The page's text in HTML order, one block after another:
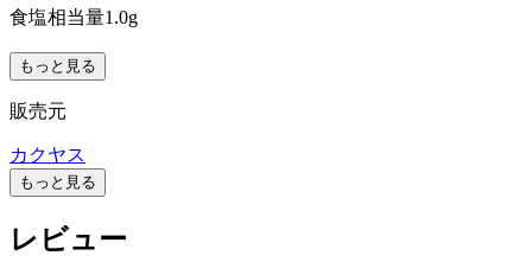
食塩相当量1.0g
もっと見る
販売元
カクヤス
もっと見る
レビュー